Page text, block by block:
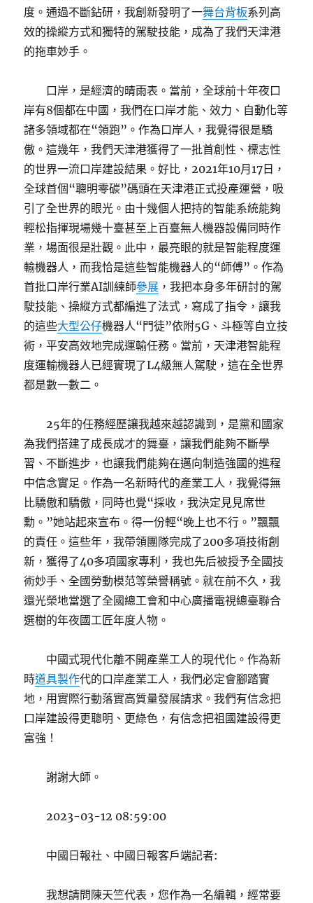
度。通過不斷鉆研，我創新發明了一舞台背板系列高
效的操縱方式和獨特的駕駛技能，成為了我們天津港
的拖車妙手。
口岸，是經濟的晴雨表。當前，全球前十年夜口
岸有8個都在中國，我們在口岸才能、效力、自動化等
諸多領域都在“領跑”。作為口岸人，我覺得很是驕
傲。這幾年，我們天津港獲得了一批首創性、標志性
的世界一流口岸建設結果。好比，2021年10月17日，
全球首個“聰明零碳”碼頭在天津港正式投產運營，吸
引了全世界的眼光。由十幾個人把持的智能系統能夠
輕松指揮現場幾十臺甚至上百臺無人機器設備同時作
業，場面很是壯觀。此中，最亮眼的就是智能程度運
輸機器人，而我恰是這些智能機器人的“師傅”。作為
首批口岸行業AI訓練師參展 ，我把本身多年研討的駕
駛技能、操縱方式都編進了法式，寫成了指令，讓我
的這些大型公仔機器人“門徒”依附5G、斗極等自立技
術，平安高效地完成運輸任務。當前，天津港智能程
度運輸機器人已經實現了L4級無人駕駛，這在全世界
都是數一數二。
25年的任務經歷讓我越來越認識到，是黨和國家
為我們搭建了成長成才的舞臺，讓我們能夠不斷學
習、不斷進步，也讓我們能夠在邁向制造強國的進程
中信念實足。作為一名新時代的產業工人，我覺得無
比驕傲和驕傲，同時也覺“採收，我決定見見席世
勳。”她站起來宣布。得一份輕“晚上也不行。”飄飄
的責任。這些年，我帶領團隊完成了200多項技術創
新，獲得了40多項國家專利，我也先后被授予全國技
術妙手、全國勞動模范等榮譽稱號。就在前不久，我
還光榮地當選了全國總工會和中心廣播電視總臺聯合
選樹的年夜國工匠年度人物。
中國式現代化離不開產業工人的現代化。作為新
時道具製作代的口岸產業工人，我們必定會腳踏實
地，用實際行動落實高質量發展請求。我們有信念把
口岸建設得更聰明、更綠色，有信念把祖國建設得更
富強！
謝謝大師。
2023-03-12 08:59:00
中國日報社、中國日報客戶端記者:
我想請問陳天竺代表，您作為一名編輯，經常要